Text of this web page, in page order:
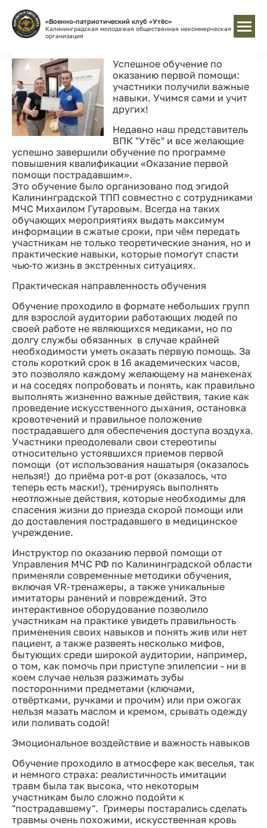
«Военно-патриотический клуб «Утёс»
Калининградская молодежая общественная некоммерческая
организация
Успешное обучение по
оказанию первой помощи:
участники получили важные
навыки. Учимся сами и учит
других!
Недавно наш представитель
ВПК "Утёс" и все желающие
успешно завершили обучение по программе
повышения квалификации «Оказание первой
помощи пострадавшим».
Это обучение было организовано под эгидой
Калининградской ТПП совместно с сотрудниками
МЧС Михаилом Гутаровым. Всегда на таких
обучающих мероприятиях выдать максимум
информации в сжатые сроки, при чём передать
участникам не только теоретические знания, но и
практические навыки, которые помогут спасти
чью-то жизнь в экстренных ситуациях.
Практическая направленность обучения
Обучение проходило в формате небольших групп
для взрослой аудитории работающих людей по
своей работе не являющихся медиками, но по
долгу службы обязанных в случае крайней
необходимости уметь оказать первую помощь. За
столь короткий срок в 16 академических часов,
это позволяло каждому желающему на манекенах
и на соседях попробовать и понять, как правильно
выполнять жизненно важные действия, такие как
проведение искусственного дыхания, остановка
кровотечений и правильное положение
пострадавшего для обеспечения доступа воздуха.
Участники преодолевали свои стереотипы
относительно устоявшихся приемов первой
помощи (от использования нашатыря (оказалось
нельзя!) до приёма рот-в рот (оказалось, что
теперь есть маски!), тренируясь выполнять
неотложные действия, которые необходимы для
спасения жизни до приезда скорой помощи или
до доставления пострадавшего в медицинское
учреждение.
Инструктор по оказанию первой помощи от
Управления МЧС РФ по Калининградской области
применяли современные методики обучения,
включая VR-тренажеры, а также уникальные
имитаторы ранений и повреждений. Это
интерактивное оборудование позволило
участникам на практике увидеть правильность
применения своих навыков и понять жив или нет
пациент, а также развеять несколько мифов,
бытующих среди широкой аудитории, например,
о том, как помочь при приступе эпилепсии - ни в
коем случае нельзя разжимать зубы
посторонними предметами (ключами,
отвёртками, ручками и прочим) или при ожогах
нельзя мазать маслом и кремом, срывать одежду
или поливать содой!
Эмоциональное воздействие и важность навыков
Обучение проходило в атмосфере как веселья, так
и немного страха: реалистичность имитации
травм была так высока, что некоторым
участникам было сложно подойти к
"пострадавшему". Гримеры постарались сделать
травмы очень похожими, искусственная кровь